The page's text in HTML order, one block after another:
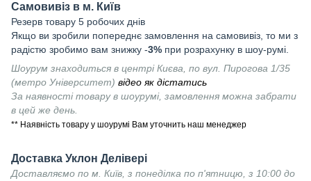
Самовивіз в м. Київ
Резерв товару 5 робочих днів
Якщо ви зробили попереднє замовлення на самовивіз, то ми з
радістю зробимо вам знижку -3% при розрахунку в шоу-румі.
Шоурум знаходиться в центрі Києва, по вул. Пирогова 1/35
(метро Університет) відео як дістатись
За наявності товару в шоурумі, замовлення можна забрати
в цей же день.
** Наявність товару у шоурумі Вам уточнить наш менеджер
Доставка Уклон Делівері
Доставляємо по м. Київ, з понеділка по п'ятницю, з 10:00 до